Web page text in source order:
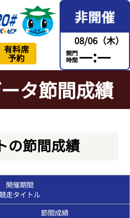
有料席
予約
08/06（木）
開門
時間—:—
タ節間成績
の節間成績
開催期間
走タイトル
節間成績